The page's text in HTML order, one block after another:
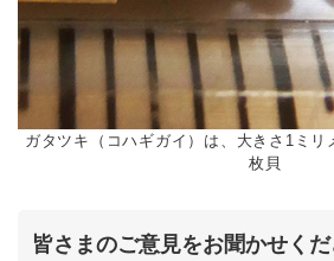
ガタツキ（コハギガイ）は、大きさ1ミ
枚貝
皆さまのご意見をお聞かせく